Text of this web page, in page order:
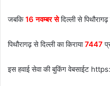
जबकि16 नवम्बर सेदिल्ली से पिथौरागढ़
पिथौरागढ़ से दिल्ली का किराया7447
इस हवाई सेवा की बुकिंग वेबसाईट